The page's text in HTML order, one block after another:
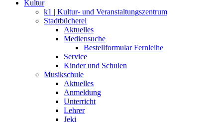
Kultur
k1 | Kultur- und Veranstaltungszentrum
Stadtbücherei
Aktuelles
Mediensuche
Bestellformular Fernleihe
Service
Kinder und Schulen
Musikschule
Aktuelles
Anmeldung
Unterricht
Lehrer
Jeki